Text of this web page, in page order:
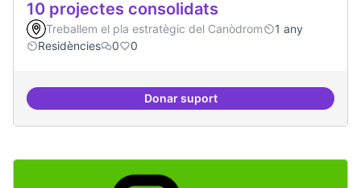
10 projectes consolidats
Treballem el pla estratègic del Canòdrom
1 any
Residències
0 0
Donar suport10 projectes consolidats